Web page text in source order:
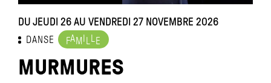
DU JEUDI 26 AU VENDREDI 27 NOVEMBRE 2026
DANSE FAM LE
MURMURES